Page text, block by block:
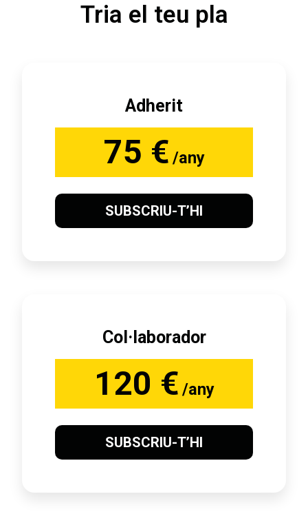
Tria el teu pla
Adherit
75 € /any
SUBSCRIU-T’HI
Col·laborador
120 € /any
SUBSCRIU-T’HI